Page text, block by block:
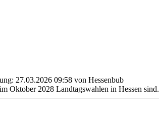
: 27.03.2026 09:58 von Hessenbub
Oktober 2028 Landtagswahlen in Hessen sind.